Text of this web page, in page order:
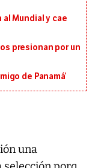
al Mundial y cae
presionan por un
de Panamá’
una